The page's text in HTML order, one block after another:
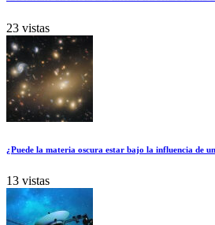
23 vistas
¿Puede la materia oscura estar bajo la influencia de
13 vistas